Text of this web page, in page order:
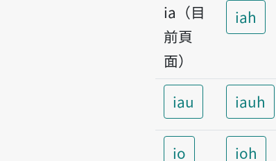
ia（目
前頁
面）
iah
iau iauh
io ioh